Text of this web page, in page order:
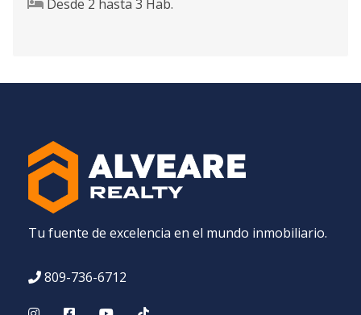
Desde 2 hasta 3 Hab.
Tu fuente de excelencia en el mundo inmobiliario.
809-736-6712